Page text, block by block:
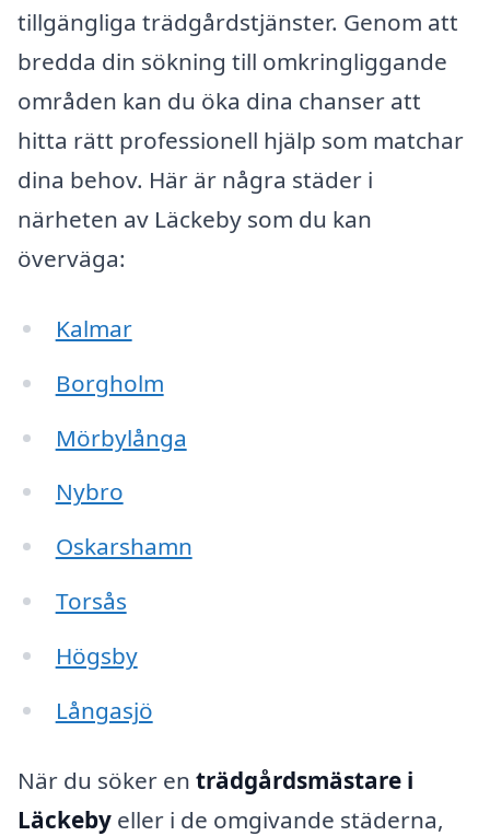
tillgängliga trädgårdstjänster. Genom att
bredda din sökning till omkringliggande
områden kan du öka dina chanser att
hitta rätt professionell hjälp som matchar
dina behov. Här är några städer i
närheten av Läckeby som du kan
överväga:
Kalmar
Borgholm
Mörbylånga
Nybro
Oskarshamn
Torsås
Högsby
Långasjö
När du söker en trädgårdsmästare i
Läckeby eller i de omgivande städerna,